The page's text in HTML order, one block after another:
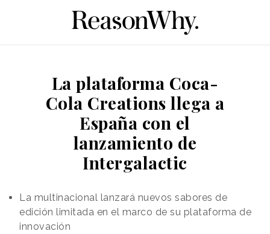
La plataforma Coca-
Cola Creations llega a
España con el
lanzamiento de
Intergalactic
La multinacional lanzará nuevos sabores de
edición limitada en el marco de su plataforma de
innovación